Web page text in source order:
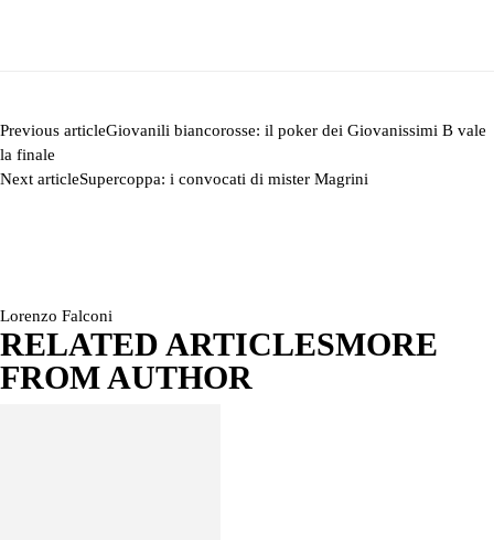
Previous articleGiovanili biancorosse: il poker dei Giovanissimi B vale
la finale
Next articleSupercoppa: i convocati di mister Magrini
Lorenzo Falconi
RELATED ARTICLESMORE
FROM AUTHOR